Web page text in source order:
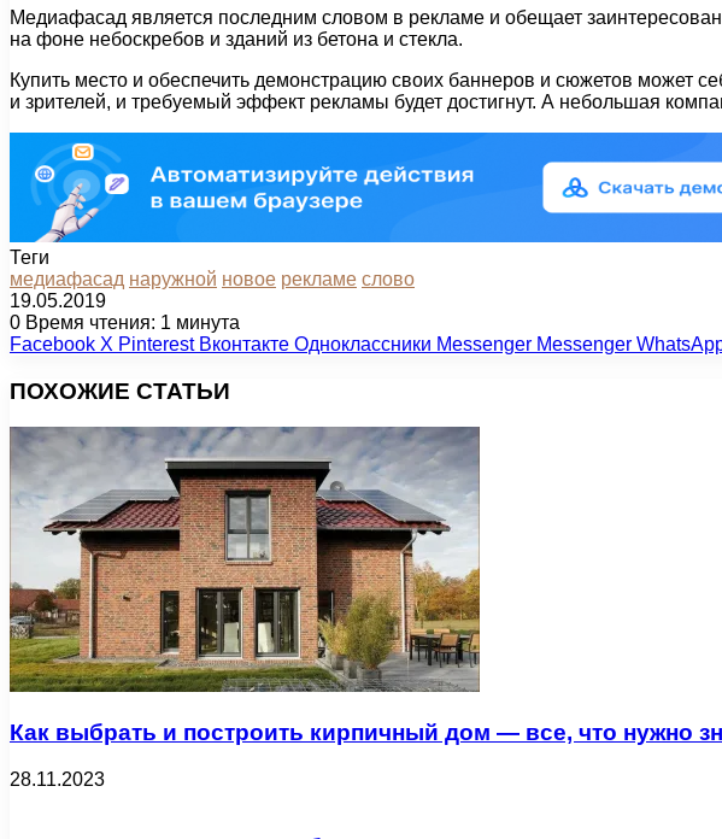
Медиафасад является последним словом в рекламе и обещает
на фоне небоскребов и зданий из бетона и стекла.
Купить место и обеспечить демонстрацию своих баннеров и сюжетов может
и зрителей, и требуемый эффект рекламы будет достигнут. А небольшая
Теги
медиафасад наружной новое рекламе слово
19.05.2019
0 Время чтения: 1 минута
Facebook X Pinterest Вконтакте Одноклассники Messenger Messenger
ПОХОЖИЕ СТАТЬИ
Как выбрать и построить кирпичный дом — все, что нужно
28.11.2023